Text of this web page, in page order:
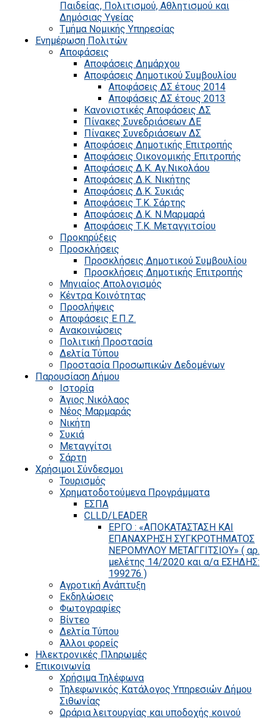
Παιδείας, Πολιτισμού, Αθλητισμού και
Δημόσιας Υγείας
Τμήμα Νομικής Υπηρεσίας
Ενημέρωση Πολιτών
Αποφάσεις
Αποφάσεις Δημάρχου
Αποφάσεις Δημοτικού Συμβουλίου
Αποφάσεις ΔΣ έτους 2014
Αποφάσεις ΔΣ έτους 2013
Κανονιστικές Αποφάσεις ΔΣ
Πίνακες Συνεδριάσεων ΔΕ
Πίνακες Συνεδριάσεων ΔΣ
Αποφάσεις Δημοτικής Επιτροπής
Αποφάσεις Οικονομικής Επιτροπής
Αποφάσεις Δ.Κ. Αγ.Νικολάου
Αποφάσεις Δ.Κ. Νικήτης
Αποφάσεις Δ.Κ. Συκιάς
Αποφάσεις Τ.Κ. Σάρτης
Αποφάσεις Δ.Κ. Ν.Μαρμαρά
Αποφάσεις Τ.Κ. Μεταγγιτσίου
Προκηρύξεις
Προσκλήσεις
Προσκλήσεις Δημοτικού Συμβουλίου
Προσκλήσεις Δημοτικής Επιτροπής
Μηνιαίος Απολογισμός
Κέντρα Κοινότητας
Προσλήψεις
Αποφάσεις Ε.Π.Ζ.
Ανακοινώσεις
Πολιτική Προστασία
Δελτία Τύπου
Προστασία Προσωπικών Δεδομένων
Παρουσίαση Δήμου
Ιστορία
Άγιος Νικόλαος
Νέος Μαρμαράς
Νικήτη
Συκιά
Μεταγγίτσι
Σάρτη
Χρήσιμοι Σύνδεσμοι
Τουρισμός
Χρηματοδοτούμενα Προγράμματα
ΕΣΠΑ
CLLD/LEADER
ΕΡΓΟ : «ΑΠΟΚΑΤΑΣΤΑΣΗ ΚΑΙ
ΕΠΑΝΑΧΡΗΣΗ ΣΥΓΚΡΟΤΗΜΑΤΟΣ
ΝΕΡΟΜΥΛΟΥ ΜΕΤΑΓΓΙΤΣΙΟΥ» ( αρ.
μελέτης 14/2020 και α/α ΕΣΗΔΗΣ:
199276 )
Αγροτική Ανάπτυξη
Εκδηλώσεις
Φωτογραφίες
Βίντεο
Δελτία Τύπου
Άλλοι φορείς
Ηλεκτρονικές Πληρωμές
Επικοινωνία
Χρήσιμα Τηλέφωνα
Τηλεφωνικός Κατάλογος Υπηρεσιών Δήμου
Σιθωνίας
Ωράρια λειτουργίας και υποδοχής κοινού